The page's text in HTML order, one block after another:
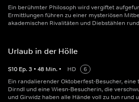
Ein berühmter Philosoph wird vergiftet
Ermittlungen führen zu einer mysteriösen
akademischen Rivalitäten und Diebstählen
Urlaub in der Hölle
S10 Ep.3 • 48 Min. • HD
6
Ein randalierender Oktoberfest-Besucher, eine
Dirndl und eine Wiesn-Besucherin, die
und Girwidz haben alle Hände voll zu tun rund